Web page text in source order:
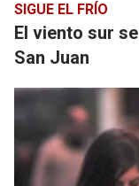
SIGUE EL FRÍO
El viento sur
San Juan